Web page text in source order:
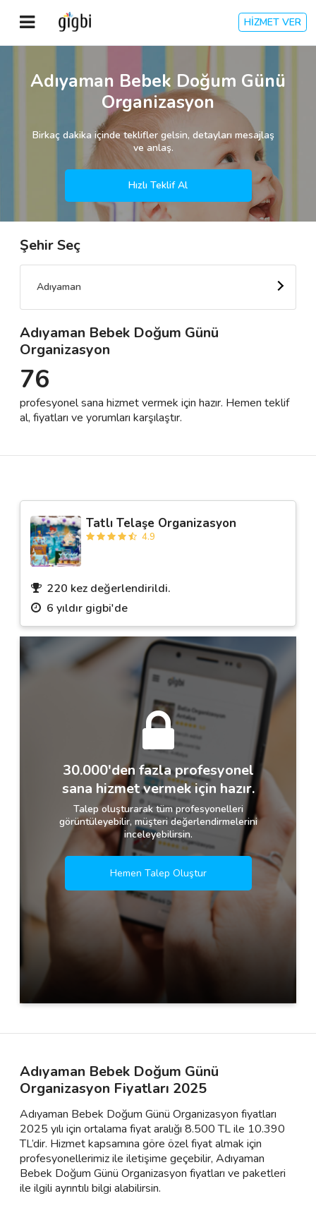
HİZMET VER
Anasayfa
🎈 Biz Kimiz?
🌟 Müşteri Değerlendirmeleri
Destek
Kariyer
Blog
Adıyaman Bebek Doğum Günü
Organizasyon
Birkaç dakika içinde teklifler gelsin, detayları mesajlaş
ve anlaş.
Hızlı Teklif Al
Şehir Seç
Adıyaman
Adıyaman Bebek Doğum Günü
Organizasyon
76
profesyonel sana hizmet vermek için hazır. Hemen teklif
al, fiyatları ve yorumları karşılaştır.
Tatlı Telaşe Organizasyon
4.9
220 kez değerlendirildi.
6 yıldır gigbi'de
30.000'den fazla profesyonel
sana hizmet vermek için hazır.
Talep oluşturarak tüm profesyonelleri
görüntüleyebilir, müşteri değerlendirmelerini
inceleyebilirsin.
Hemen Talep Oluştur
Adıyaman Bebek Doğum Günü
Organizasyon Fiyatları 2025
Adıyaman Bebek Doğum Günü Organizasyon fiyatları
2025 yılı için ortalama fiyat aralığı 8.500 TL ile 10.390
TL’dir. Hizmet kapsamına göre özel fiyat almak için
profesyonellerimiz ile iletişime geçebilir, Adıyaman
Bebek Doğum Günü Organizasyon fiyatları ve paketleri
ile ilgili ayrıntılı bilgi alabilirsin.